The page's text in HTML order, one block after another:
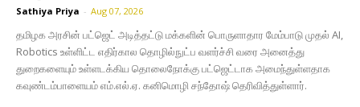
Sathiya Priya - Aug 07, 2026
தமிழக அரசின் பட்ஜெட் அடித்தட்டு மக்களின் பொருளாதார மேம்பாடு முதல் AI,
Robotics உள்ளிட்ட எதிர்கால தொழில்நுட்ப வளர்ச்சி வரை அனைத்து
துறைகளையும் உள்ளடக்கிய தொலைநோக்கு பட்ஜெட்டாக அமைந்துள்ளதாக
கவுண்டம்பாளையம் எம்.எல்.ஏ. கனிமொழி சந்தோஷ் தெரிவித்துள்ளார்.